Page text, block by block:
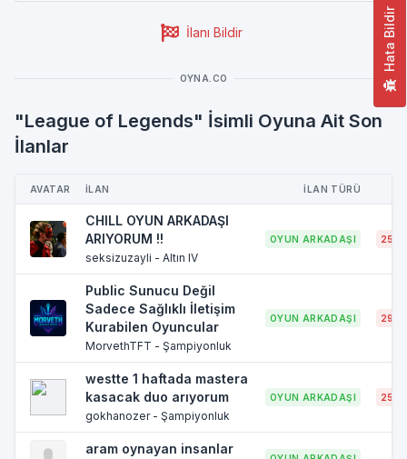
Hata Bildir
İlanı Bildir
OYNA.CO
"League of Legends" İsimli Oyuna Ait Son
İlanlar
AVATAR İLAN İLAN TÜRÜ
CHILL OYUN ARKADAŞI
ARIYORUM !!
seksizuzayli - Altın IV
OYUN ARKADAŞI 25
Public Sunucu Değil
Sadece Sağlıklı İletişim
Kurabilen Oyuncular
MorvethTFT - Şampiyonluk
OYUN ARKADAŞI 29
westte 1 haftada mastera
kasacak duo arıyorum
gokhanozer - Şampiyonluk
OYUN ARKADAŞI 25
aram oynayan insanlar